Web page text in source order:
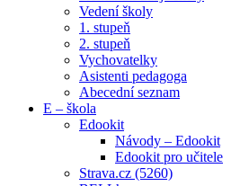
Vedení školy
1. stupeň
2. stupeň
Vychovatelky
Asistenti pedagoga
Abecední seznam
E – škola
Edookit
Návody – Edookit
Edookit pro učitele
Strava.cz (5260)